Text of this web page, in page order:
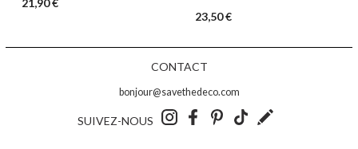
21,90 €
23,50 €
CONTACT
bonjour@savethedeco.com
SUIVEZ-NOUS